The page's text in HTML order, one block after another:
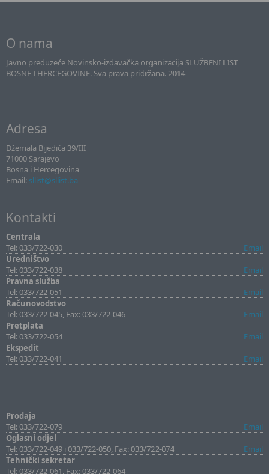
O nama
Javno preduzeće Novinsko-izdavačka organizacija SLUŽBENI LIST
BOSNE I HERCEGOVINE. Sva prava pridržana. 2014
Adresa
Džemala Bijedića 39/III
71000 Sarajevo
Bosna i Hercegovina
Email: sllist@sllist.ba
Kontakti
Centrala
Tel: 033/722-030
Email
Uredništvo
Tel: 033/722-038
Email
Pravna služba
Tel: 033/722-051
Email
Računovodstvo
Tel: 033/722-045, Fax: 033/722-046
Email
Pretplata
Tel: 033/722-054
Email
Ekspedit
Tel: 033/722-041
Email
Prodaja
Tel: 033/722-079
Email
Oglasni odjel
Tel: 033/722-049 i 033/722-050, Fax: 033/722-074
Email
Tehnički sekretar
Tel: 033/722-061, Fax: 033/722-064